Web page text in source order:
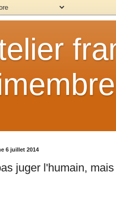
6 juillet 2014
juger l'humain,